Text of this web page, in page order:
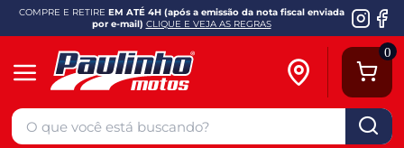
COMPRE E RETIRE EM ATÉ 4H (após a emissão da nota fiscal enviada
por e-mail) CLIQUE E VEJA AS REGRAS
0